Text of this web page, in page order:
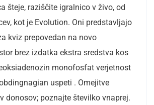
šteje, raziščite igralnico v živo, od
kot je Evolution. Oni predstavljajo
kviz prepovedan na novo
brez izdatka ekstra sredstva kos
monofosfat verjetnost
uspeti . Omejitve
donosov; poznajte številko vnaprej.